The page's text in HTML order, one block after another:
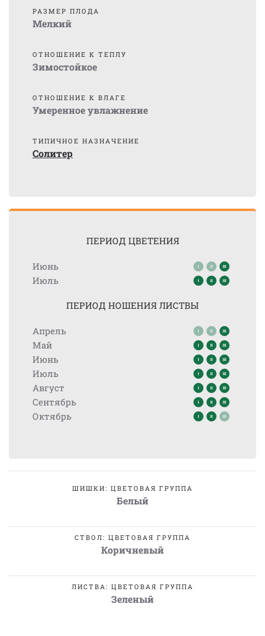
РАЗМЕР ПЛОДА
Мелкий
ОТНОШЕНИЕ К ТЕПЛУ
Зимостойкое
ОТНОШЕНИЕ К ВЛАГЕ
Умеренное увлажнение
ТИПИЧНОЕ НАЗНАЧЕНИЕ
Солитер
ПЕРИОД ЦВЕТЕНИЯ
Июнь
Июль
ПЕРИОД НОШЕНИЯ ЛИСТВЫ
Апрель
Май
Июнь
Июль
Август
Сентябрь
Октябрь
ШИШКИ: ЦВЕТОВАЯ ГРУППА
Белый
СТВОЛ: ЦВЕТОВАЯ ГРУППА
Коричневый
ЛИСТВА: ЦВЕТОВАЯ ГРУППА
Зеленый